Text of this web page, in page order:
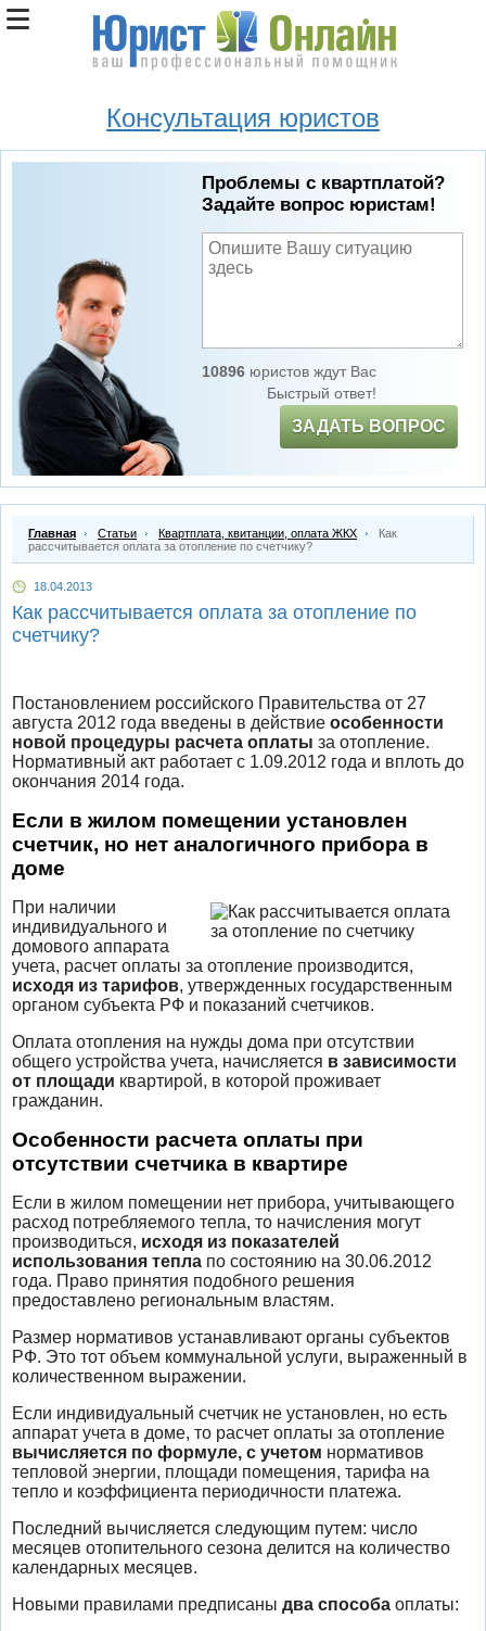
Консультация юристов
Проблемы с квартплатой?
Задайте вопрос юристам!
10896юристов ждут Вас
Быстрый ответ!
ЗАДАТЬ ВОПРОС
Главная Статьи Квартплата, квитанции, оплата ЖКХ
Как
рассчитывается оплата за отопление по счетчику?
18.04.2013
Как рассчитывается оплата за отопление по
счетчику?
Постановлением российского Правительства от 27
августа 2012 года введены в действие особенности
новой процедуры расчета оплаты за отопление.
Нормативный акт работает с 1.09.2012 года и вплоть до
окончания 2014 года.
Если в жилом помещении установлен
счетчик, но нет аналогичного прибора в
доме
При наличии
индивидуального и
домового аппарата
учета, расчет оплаты за отопление производится,
исходя из тарифов, утвержденных государственным
органом субъекта РФ и показаний счетчиков.
Оплата отопления на нужды дома при отсутствии
общего устройства учета, начисляется в зависимости
от площади квартирой, в которой проживает
гражданин.
Особенности расчета оплаты при
отсутствии счетчика в квартире
Если в жилом помещении нет прибора, учитывающего
расход потребляемого тепла, то начисления могут
производиться, исходя из показателей
использования тепла по состоянию на 30.06.2012
года. Право принятия подобного решения
предоставлено региональным властям.
Размер нормативов устанавливают органы субъектов
РФ. Это тот объем коммунальной услуги, выраженный в
количественном выражении.
Если индивидуальный счетчик не установлен, но есть
аппарат учета в доме, то расчет оплаты за отопление
вычисляется по формуле, с учетом нормативов
тепловой энергии, площади помещения, тарифа на
тепло и коэффициента периодичности платежа.
Последний вычисляется следующим путем: число
месяцев отопительного сезона делится на количество
календарных месяцев.
Новыми правилами предписаны два способа оплаты: